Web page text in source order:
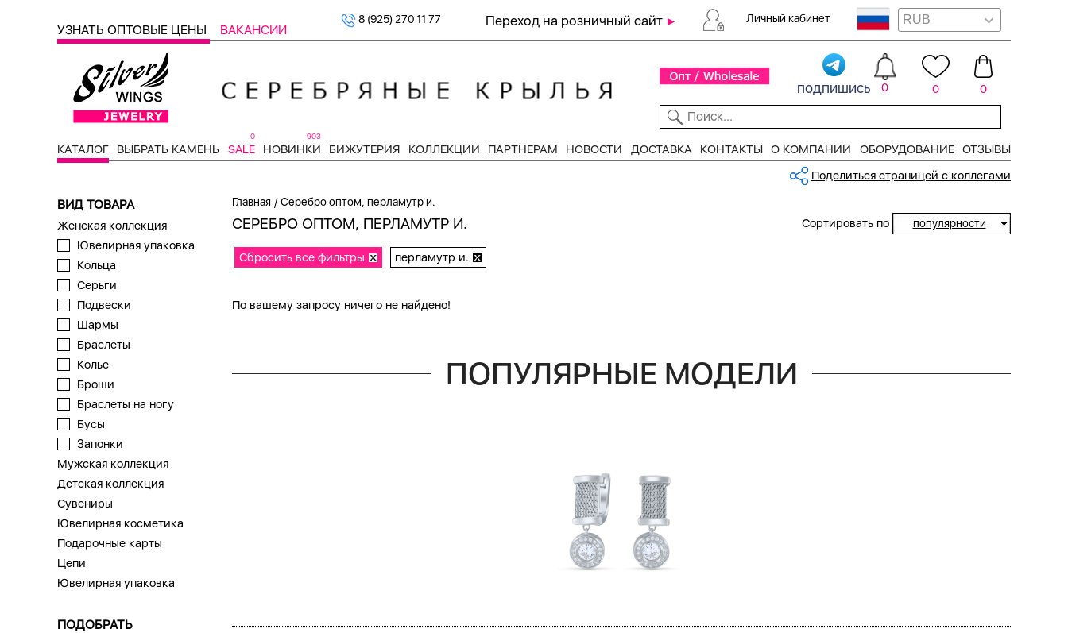
УЗНАТЬ ОПТОВЫЕ ЦЕНЫ ВАКАНСИИ
8 (925) 270 11 77 Переход на розничный сайт Личный кабинет
подпишись 0 0 0
КАТАЛОГ ВЫБРАТЬ КАМЕНЬ SALE
0
НОВИНКИ
903
БИЖУТЕРИЯ КОЛЛЕКЦИИ ПАРТНЕРАМ НОВОСТИ ДОСТАВКА КОНТАКТЫ О КОМПАНИИ ОБОРУДОВАНИЕ ОТЗЫВЫ
Поделиться страницей с коллегами
ВИД ТОВАРА
Женская коллекция
Ювелирная упаковка
Кольца
Серьги
Подвески
Шармы
Браслеты
Колье
Броши
Браслеты на ногу
Бусы
Запонки
Мужская коллекция
Детская коллекция
Сувениры
Ювелирная косметика
Подарочные карты
Цепи
Ювелирная упаковка
ПОДОБРАТЬ
Главная /Серебро оптом, перламутр и.
СЕРЕБРО ОПТОМ, ПЕРЛАМУТР И. Сортировать по популярности
Сбросить все фильтры перламутр и.
По вашему запросу ничего не найдено!
ПОПУЛЯРНЫЕ МОДЕЛИ